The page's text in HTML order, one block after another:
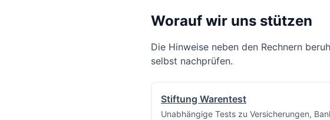
Worauf wir uns stützen
Die Hinweise neben den Rechnern
selbst nachprüfen.
Stiftung Warentest
Unabhängige Tests zu Versicherungen,